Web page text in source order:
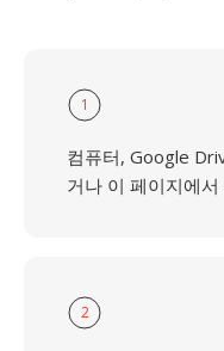
1
컴퓨터, Google
거나 이 페이지에
2